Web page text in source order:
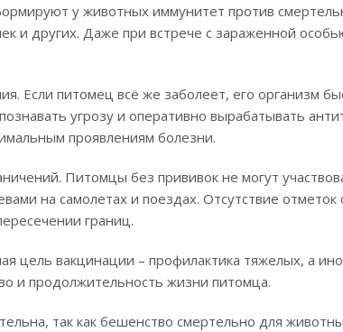
у животных иммунитет против
и других. Даже при встрече с зараженной
Если питомец всё же заболеет, его организм
угрозу и оперативно вырабатывать
проявлениям болезни.
Питомцы без прививок не могут
на самолетах и поездах. Отсутствие
границ.
цель вакцинации – профилактика тяжелых, а
и продолжительность жизни питомца.
так как бешенство смертельно для